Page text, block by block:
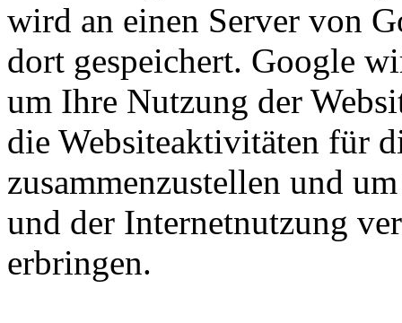
wird an einen Server von
dort gespeichert. Google
um Ihre Nutzung der
die Websiteaktivitäten für
zusammenzustellen und
und der Internetnutzung
erbringen.